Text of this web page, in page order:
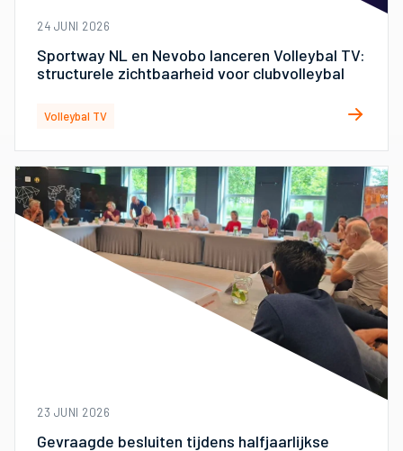
24 JUNI 2026
Sportway NL en Nevobo lanceren Volleybal TV:
structurele zichtbaarheid voor clubvolleybal
Volleybal TV
23 JUNI 2026
Gevraagde besluiten tijdens halfjaarlijkse